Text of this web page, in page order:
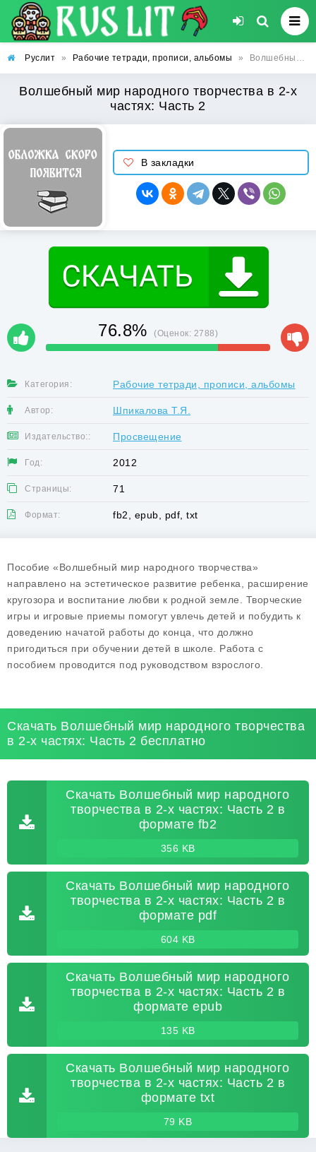
Руслит » Рабочие тетради, прописи, альбомы » Волшебный мир народного творчества в 2-х частях: Часть 2
Волшебный мир народного творчества в 2-х
частях: Часть 2
В закладки
76.8% (Оценок: 2788)
Категория: Рабочие тетради, прописи, альбомы
Автор: Шпикалова Т.Я.
Издательство:: Просвещение
Год: 2012
Страницы: 71
Формат: fb2, epub, pdf, txt
Пособие «Волшебный мир народного творчества»
направлено на эстетическое развитие ребенка, расширение
кругозора и воспитание любви к родной земле. Творческие
игры и игровые приемы помогут увлечь детей и побудить к
доведению начатой работы до конца, что должно
пригодиться при обучении детей в школе. Работа с
пособием проводится под руководством взрослого.
Скачать Волшебный мир народного творчества
в 2-х частях: Часть 2 бесплатно
Скачать Волшебный мир народного
творчества в 2-х частях: Часть 2 в
формате fb2
356 KB
Скачать Волшебный мир народного
творчества в 2-х частях: Часть 2 в
формате pdf
604 KB
Скачать Волшебный мир народного
творчества в 2-х частях: Часть 2 в
формате epub
135 KB
Скачать Волшебный мир народного
творчества в 2-х частях: Часть 2 в
формате txt
79 KB